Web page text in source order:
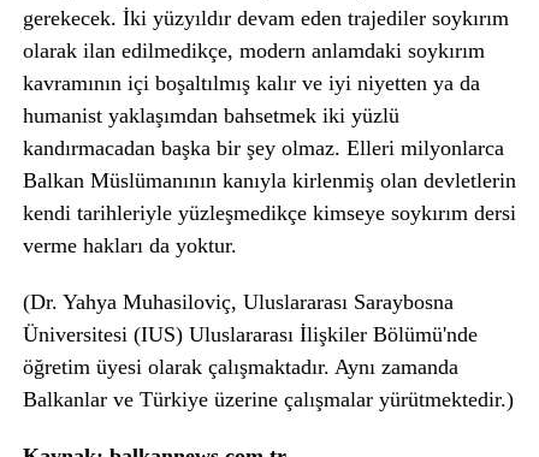
gerekecek. İki yüzyıldır devam eden trajediler soykırım
olarak ilan edilmedikçe, modern anlamdaki soykırım
kavramının içi boşaltılmış kalır ve iyi niyetten ya da
humanist yaklaşımdan bahsetmek iki yüzlü
kandırmacadan başka bir şey olmaz. Elleri milyonlarca
Balkan Müslümanının kanıyla kirlenmiş olan devletlerin
kendi tarihleriyle yüzleşmedikçe kimseye soykırım dersi
verme hakları da yoktur.
(Dr. Yahya Muhasiloviç, Uluslararası Saraybosna
Üniversitesi (IUS) Uluslararası İlişkiler Bölümü'nde
öğretim üyesi olarak çalışmaktadır. Aynı zamanda
Balkanlar ve Türkiye üzerine çalışmalar yürütmektedir.)